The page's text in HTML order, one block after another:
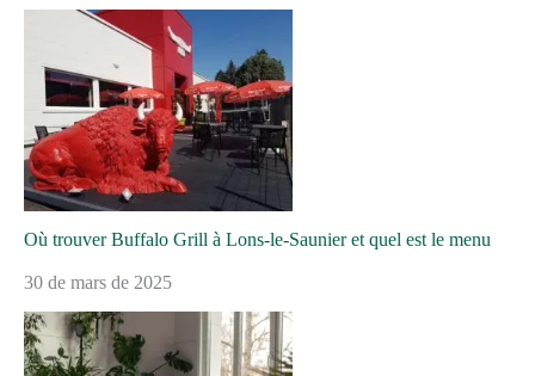
Où trouver Buffalo Grill à Lons-le-Saunier et quel est le menu
30 de mars de 2025